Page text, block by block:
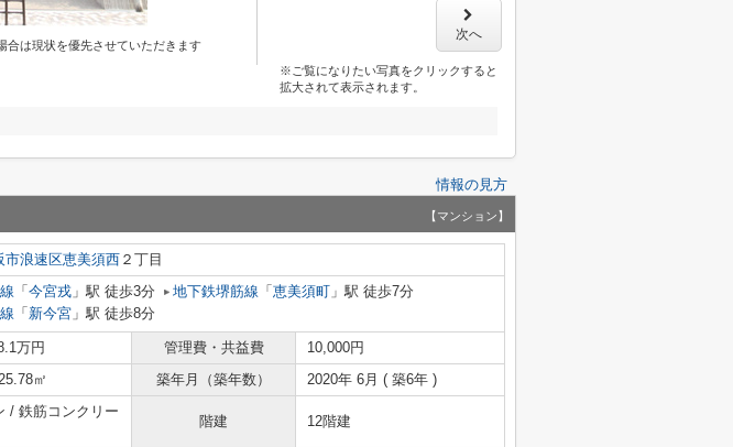
は現状を優先させていただきます
次へ
※ご覧になりたい写真をクリックすると
拡大されて表示されます。
情報の見方
【マンション】
市浪速区恵美須西 ２丁目
「 今宮戎 」駅 徒歩3分 地下鉄堺筋線 「 恵美須町 」駅 徒歩7分
「 新今宮 」駅 徒歩8分
万円 管理費・共益費
10,000円
㎡ 築年月（築年数） 2020年 6月 ( 築6年 )
/ 鉄筋コンクリー
階建 12階建